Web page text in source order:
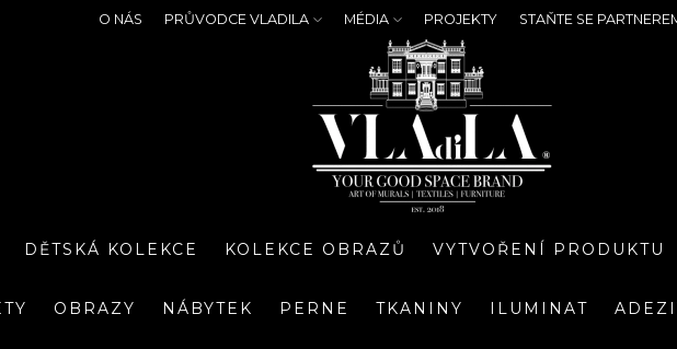
O NÁS PRŮVODCE VLADILA MÉDIA PROJEKTY STAŇTE SE
DĚTSKÁ KOLEKCE KOLEKCE OBRAZŮ VYTVOŘENÍ PRODUKTU
OBRAZY NÁBYTEK PERNE TKANINY ILUMINAT